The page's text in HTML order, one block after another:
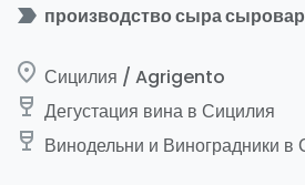
label_important производство сыра
place Сицилия / Agrigento
wine_bar Дегустация вина в Сицилия
wine_bar Винодельни и Виноградники в